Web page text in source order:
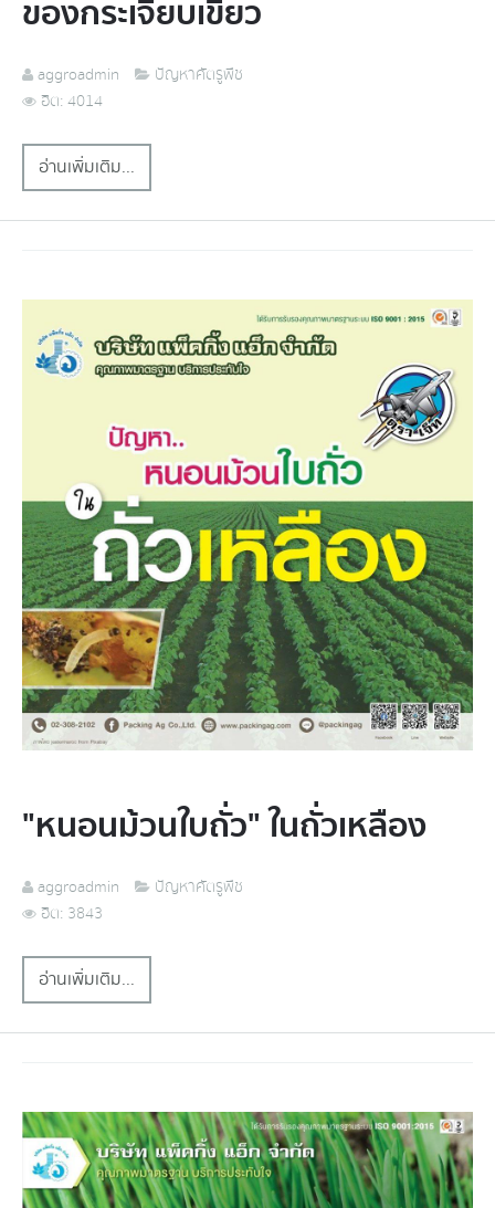
ของกระเจี๊ยบเขียว
aggroadmin
ปัญหาศัตรูพืช
ฮิต: 4014
อ่านเพิ่มเติม...
"หนอนม้วนใบถั่ว" ในถั่วเหลือง
aggroadmin
ปัญหาศัตรูพืช
ฮิต: 3843
อ่านเพิ่มเติม...